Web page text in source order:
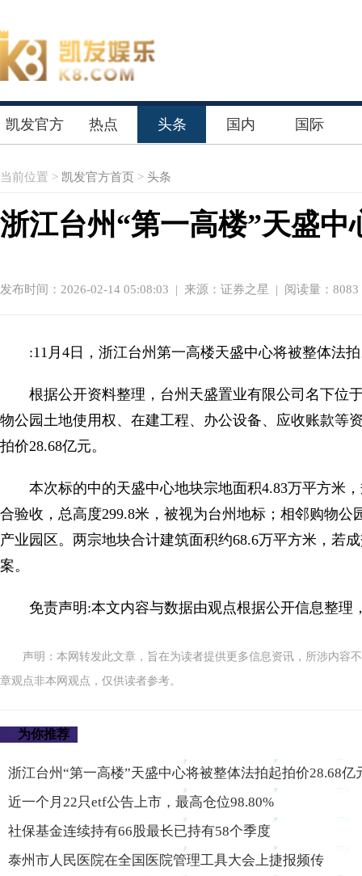
凯发官方 热点 头条 国内 国际
当前位置 > 凯发官方首页 > 头条
浙江台州“第一高楼”天盛
发布时间：2026-02-14 05:08:03 | 来源：证券之星 | 阅读量：
:11月4日，浙江台州第一高楼天盛中心将被整体法
根据公开资料整理，台州天盛置业有限公司名下位
物公园土地使用权、在建工程、办公设备、应收账款等
拍价28.68亿元。
本次标的中的天盛中心地块宗地面积4.83万平方米
合验收，总高度299.8米，被视为台州地标；相邻购物
产业园区。两宗地块合计建筑面积约68.6万平方米，若
案。
免责声明:本文内容与数据由观点根据公开信息整理
声明：本网转发此文章，旨在为读者提供更多信息资讯，所涉内容
章观点非本网观点，仅供读者参考。
为你推荐
浙江台州“第一高楼”天盛中心将被整体法拍起拍价28.68亿
近一个月22只etf公告上市，最高仓位98.80%
社保基金连续持有66股最长已持有58个季度
泰州市人民医院在全国医院管理工具大会上捷报频传